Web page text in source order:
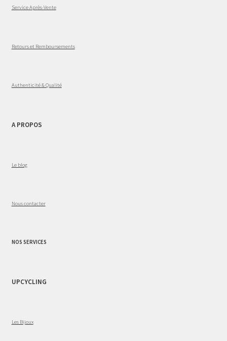
Service Après-Vente
Retours et Remboursements
Authenticité & Qualité
A PROPOS
Le blog
Nous contacter
NOS SERVICES
UPCYCLING
Les Bijoux